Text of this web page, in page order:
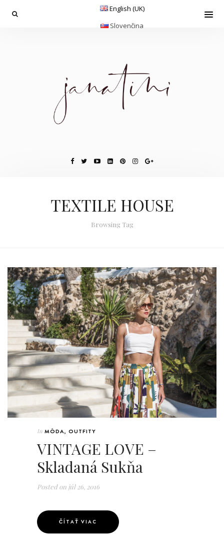
English (UK)
Slovenčina
TEXTILE HOUSE
Browsing Tag
In MÓDA, OUTFITY
VINTAGE LOVE –
Skladaná Sukňa
Posted on júl 26, 2016
ČÍTAŤ VIAC